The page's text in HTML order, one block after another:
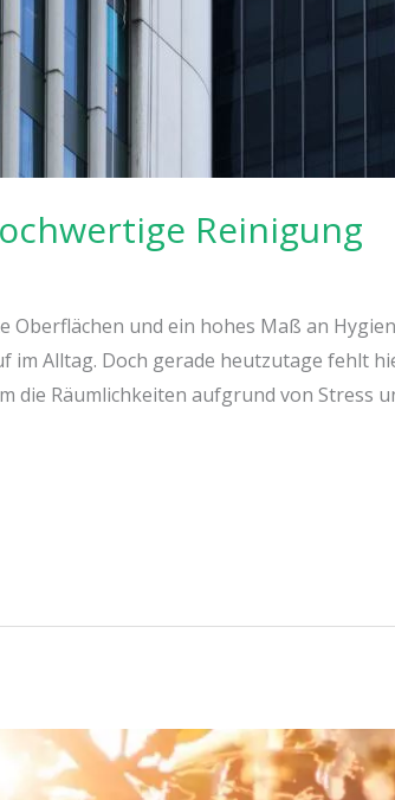
Reinigung
Oberflächen und ein hohes Maß an
im Alltag. Doch gerade heutzutage fehlt
die Räumlichkeiten aufgrund von Stress